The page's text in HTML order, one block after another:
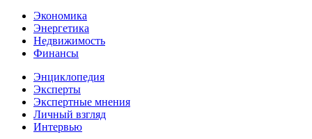
Экономика
Энергетика
Недвижимость
Финансы
Энциклопедия
Эксперты
Экспертные мнения
Личный взгляд
Интервью